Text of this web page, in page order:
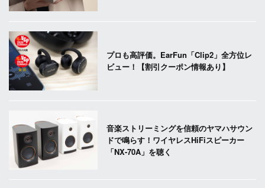
プロも高評価。EarFun「Clip2」全方位レ
ビュー！【割引クーポン情報あり】
音楽ストリーミングを信頼のヤマハサウン
ドで鳴らす！ワイヤレスHiFiスピーカー
「NX-70A」を聴く